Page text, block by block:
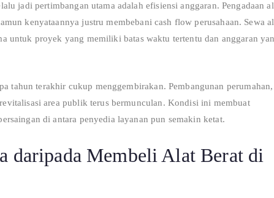
jadi pertimbangan utama adalah efisiensi anggaran. Pengadaan
kenyataannya justru membebani cash flow perusahaan. Sewa
untuk proyek yang memiliki batas waktu tertentu dan anggaran
tahun terakhir cukup menggembirakan. Pembangunan perumahan,
area publik terus bermunculan. Kondisi ini membuat
di antara penyedia layanan pun semakin ketat.
daripada Membeli Alat Berat di